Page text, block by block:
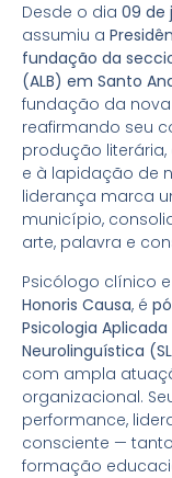
Desde o dia 09 de
assumiu a
fundação da
(ALB) em Santo
fundação da
reafirmando seu
produção
e à lapidação de
liderança marca
município,
arte, palavra e
Psicólogo clínico
Honoris Causa, é
Psicologia
Neurolinguística
com ampla
organizacional.
performance,
consciente —
formação